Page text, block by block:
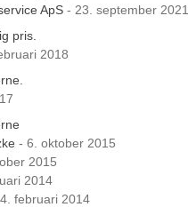
ApS - 23. september 2021
pris.
2018
- 6. oktober 2015
2015
2014
februari 2014